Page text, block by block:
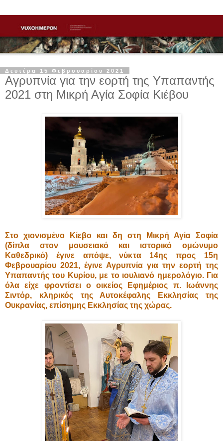
Δευτέρα 15 Φεβρουαρίου 2021
Αγρυπνία για την εορτή της Υπαπαντής
2021 στη Μικρή Αγία Σοφία Κιέβου
Στο χιονισμένο Κίεβο και δη στη Μικρή Αγία Σοφία
(δίπλα στον μουσειακό και ιστορικό ομώνυμο
Καθεδρικό) έγινε απόψε, νύκτα 14ης προς 15η
Φεβρουαρίου 2021, έγινε Αγρυπνία για την εορτή της
Υπαπαντής του Κυρίου, με το ιουλιανό ημερολόγιο. Για
όλα είχε φροντίσει ο οικείος Εφημέριος π. Ιωάννης
Σιντόρ, κληρικός της Αυτοκέφαλης Εκκλησίας της
Ουκρανίας, επίσημης Εκκλησίας της χώρας.